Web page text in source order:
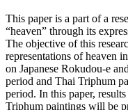
This paper is a part of a
“heaven” through its
The objective of this
representations of heaven
on Japanese Rokudou-e
period and Thai Triphum
period. In this paper,
Triphum paintings will be